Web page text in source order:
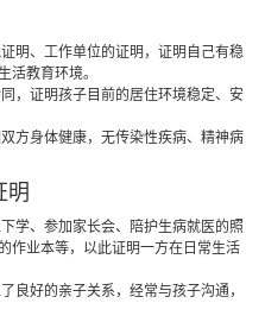
明、工作单位的证明，证明自己有稳
活教育环境。
，证明孩子目前的居住环境稳定、安
方身体健康，无传染性疾病、精神病
明
学、参加家长会、陪护生病就医的照
作业本等，以此证明一方在日常生活
良好的亲子关系，经常与孩子沟通，